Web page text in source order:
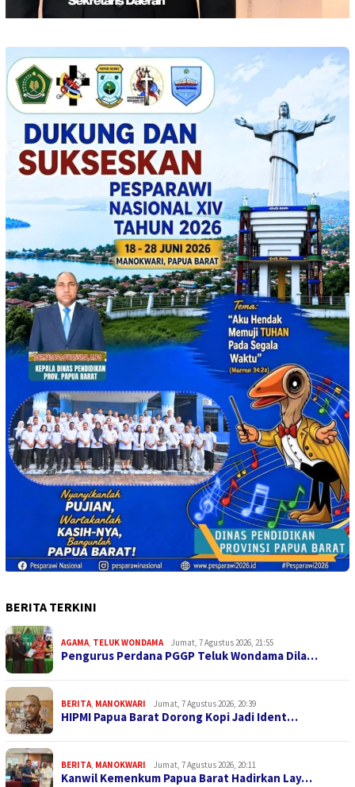
BERITA TERKINI
AGAMA, TELUK WONDAMA Jumat, 7 Agustus 2026, 21:55
Pengurus Perdana PGGP Teluk Wondama Dila…
BERITA, MANOKWARI Jumat, 7 Agustus 2026, 20:39
HIPMI Papua Barat Dorong Kopi Jadi Ident…
BERITA, MANOKWARI Jumat, 7 Agustus 2026, 20:11
Kanwil Kemenkum Papua Barat Hadirkan Lay…